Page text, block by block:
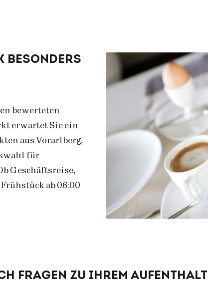
besonders
bewerteten
erwartet Sie ein
aus Vorarlberg,
für
Geschäftsreise,
ab 06:00
Fragen zu Ihrem